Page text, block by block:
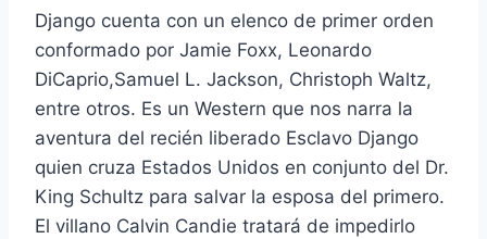
Django cuenta con un elenco de primer orden
conformado por Jamie Foxx, Leonardo
DiCaprio,Samuel L. Jackson, Christoph Waltz,
entre otros. Es un Western que nos narra la
aventura del recién liberado Esclavo Django
quien cruza Estados Unidos en conjunto del Dr.
King Schultz para salvar la esposa del primero.
El villano Calvin Candie tratará de impedirlo